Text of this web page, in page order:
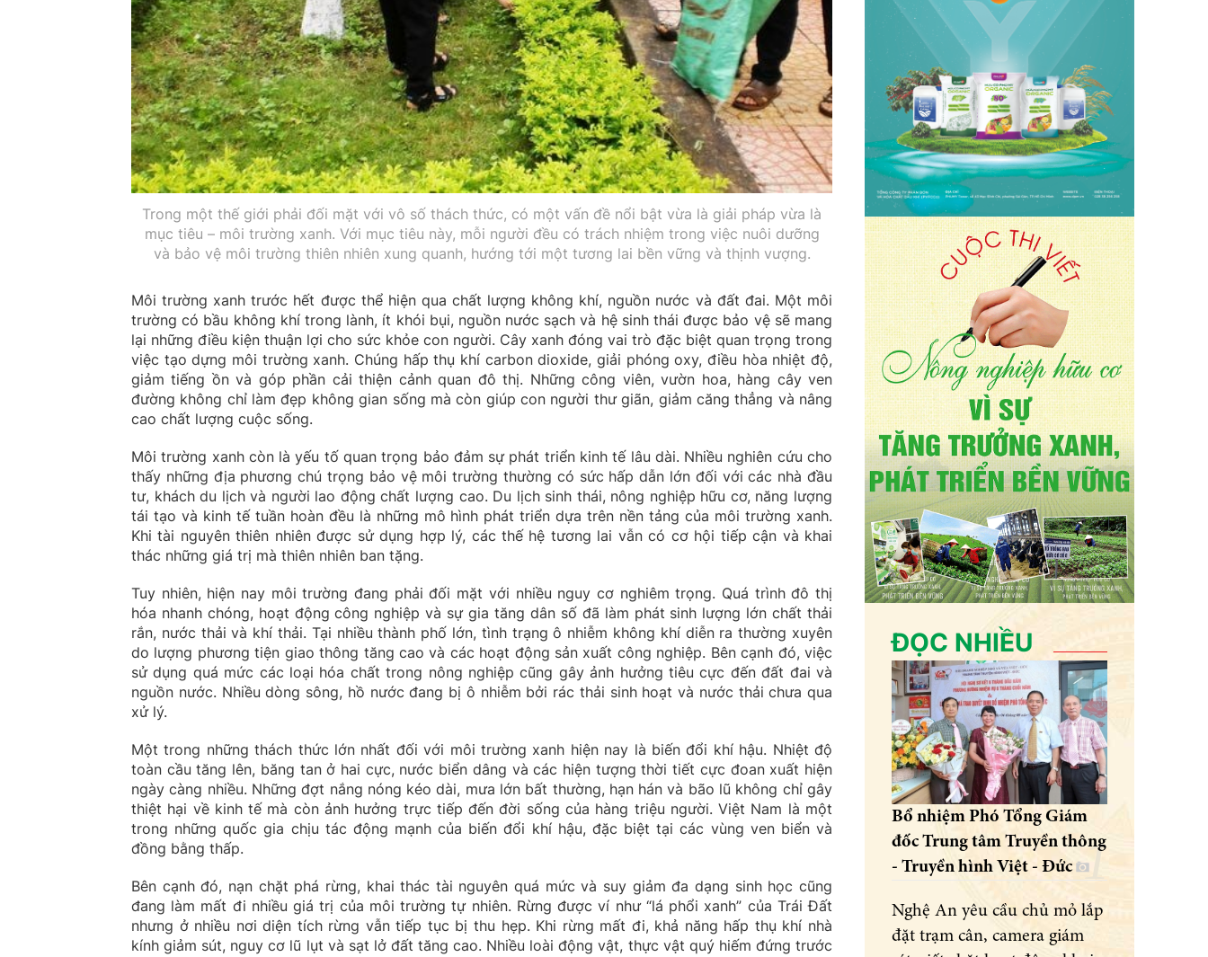
Trong một thế giới phải đối mặt với vô số thách thức, có một vấn đề nổi bật vừa là giải pháp vừa là
mục tiêu – môi trường xanh. Với mục tiêu này, mỗi người đều có trách nhiệm trong việc nuôi dưỡng
và bảo vệ môi trường thiên nhiên xung quanh, hướng tới một tương lai bền vững và thịnh vượng.
Môi trường xanh trước hết được thể hiện qua chất lượng không khí, nguồn nước và đất đai. Một môi
trường có bầu không khí trong lành, ít khói bụi, nguồn nước sạch và hệ sinh thái được bảo vệ sẽ mang
lại những điều kiện thuận lợi cho sức khỏe con người. Cây xanh đóng vai trò đặc biệt quan trọng trong
việc tạo dựng môi trường xanh. Chúng hấp thụ khí carbon dioxide, giải phóng oxy, điều hòa nhiệt độ,
giảm tiếng ồn và góp phần cải thiện cảnh quan đô thị. Những công viên, vườn hoa, hàng cây ven
đường không chỉ làm đẹp không gian sống mà còn giúp con người thư giãn, giảm căng thẳng và nâng
cao chất lượng cuộc sống.
Môi trường xanh còn là yếu tố quan trọng bảo đảm sự phát triển kinh tế lâu dài. Nhiều nghiên cứu cho
thấy những địa phương chú trọng bảo vệ môi trường thường có sức hấp dẫn lớn đối với các nhà đầu
tư, khách du lịch và người lao động chất lượng cao. Du lịch sinh thái, nông nghiệp hữu cơ, năng lượng
tái tạo và kinh tế tuần hoàn đều là những mô hình phát triển dựa trên nền tảng của môi trường xanh.
Khi tài nguyên thiên nhiên được sử dụng hợp lý, các thế hệ tương lai vẫn có cơ hội tiếp cận và khai
thác những giá trị mà thiên nhiên ban tặng.
Tuy nhiên, hiện nay môi trường đang phải đối mặt với nhiều nguy cơ nghiêm trọng. Quá trình đô thị
hóa nhanh chóng, hoạt động công nghiệp và sự gia tăng dân số đã làm phát sinh lượng lớn chất thải
rắn, nước thải và khí thải. Tại nhiều thành phố lớn, tình trạng ô nhiễm không khí diễn ra thường xuyên
do lượng phương tiện giao thông tăng cao và các hoạt động sản xuất công nghiệp. Bên cạnh đó, việc
sử dụng quá mức các loại hóa chất trong nông nghiệp cũng gây ảnh hưởng tiêu cực đến đất đai và
nguồn nước. Nhiều dòng sông, hồ nước đang bị ô nhiễm bởi rác thải sinh hoạt và nước thải chưa qua
xử lý.
Một trong những thách thức lớn nhất đối với môi trường xanh hiện nay là biến đổi khí hậu. Nhiệt độ
toàn cầu tăng lên, băng tan ở hai cực, nước biển dâng và các hiện tượng thời tiết cực đoan xuất hiện
ngày càng nhiều. Những đợt nắng nóng kéo dài, mưa lớn bất thường, hạn hán và bão lũ không chỉ gây
thiệt hại về kinh tế mà còn ảnh hưởng trực tiếp đến đời sống của hàng triệu người. Việt Nam là một
trong những quốc gia chịu tác động mạnh của biến đổi khí hậu, đặc biệt tại các vùng ven biển và
đồng bằng thấp.
Bên cạnh đó, nạn chặt phá rừng, khai thác tài nguyên quá mức và suy giảm đa dạng sinh học cũng
đang làm mất đi nhiều giá trị của môi trường tự nhiên. Rừng được ví như “lá phổi xanh” của Trái Đất
nhưng ở nhiều nơi diện tích rừng vẫn tiếp tục bị thu hẹp. Khi rừng mất đi, khả năng hấp thụ khí nhà
kính giảm sút, nguy cơ lũ lụt và sạt lở đất tăng cao. Nhiều loài động vật, thực vật quý hiếm đứng trước
ĐỌC NHIỀU
Bổ nhiệm Phó Tổng Giám
đốc Trung tâm Truyền thông
- Truyền hình Việt - Đức
Nghệ An yêu cầu chủ mỏ lắp
đặt trạm cân, camera giám